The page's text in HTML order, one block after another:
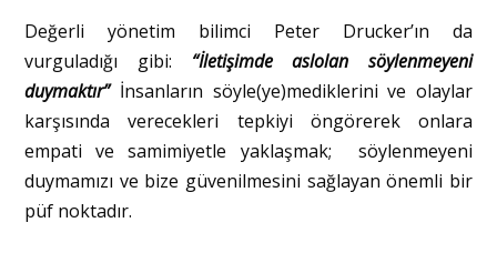
Değerli yönetim bilimci Peter Drucker’ın da
vurguladığı gibi: “İletişimde aslolan söylenmeyeni
duymaktır”İnsanların söyle(ye)mediklerini ve olaylar
karşısında verecekleri tepkiyi öngörerek onlara
empati ve samimiyetle yaklaşmak; söylenmeyeni
duymamızı ve bize güvenilmesini sağlayan önemli bir
püf noktadır.